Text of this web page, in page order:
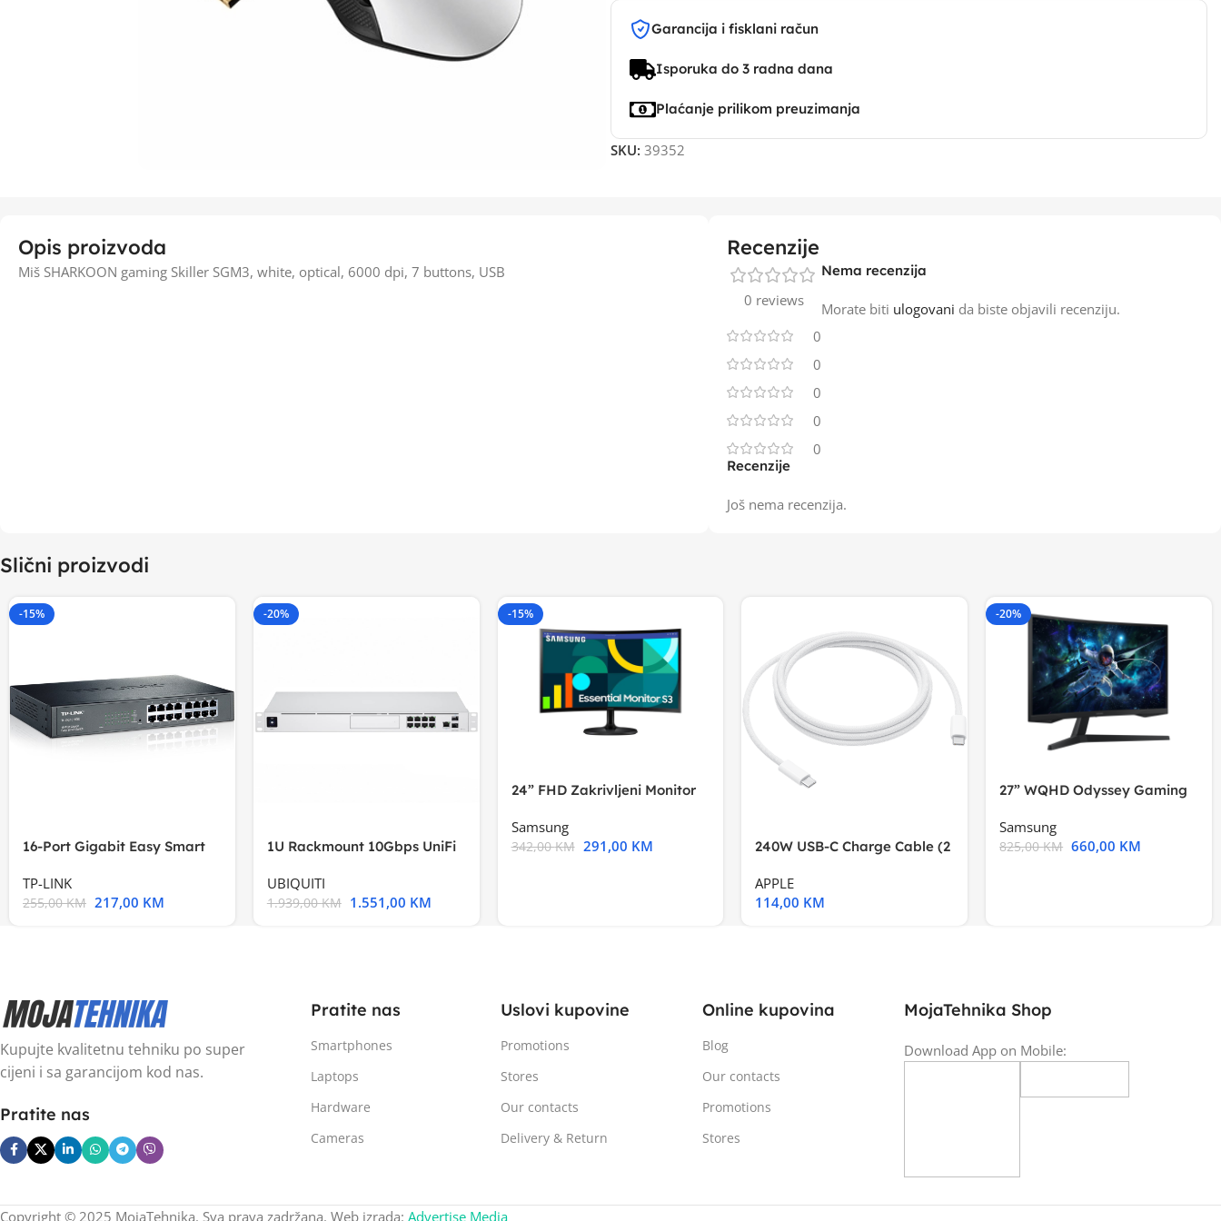
Garancija i fisklani račun
Isporuka do 3 radna dana
Plaćanje prilikom preuzimanja
SKU: 39352
Opis proizvoda
Miš SHARKOON gaming Skiller SGM3, white, optical, 6000 dpi, 7 buttons, USB
Recenzije
0 reviews
0
0
0
0
0
Recenzije
Još nema recenzija.
Nema recenzija
Morate biti ulogovani da biste objavili recenziju.
Slični proizvodi
-15%
16-Port Gigabit Easy Smart
TP-LINK
255,00KM 217,00 KM
-20%
1U Rackmount 10Gbps UniFi
UBIQUITI
1.939,00KM 1.551,00 KM
-15%
24” FHD Zakrivljeni Monitor
Samsung
342,00KM 291,00 KM
240W USB-C Charge Cable (2
APPLE
114,00 KM
-20%
27” WQHD Odyssey Gaming
Samsung
825,00KM 660,00 KM
Kupujte kvalitetnu tehniku po super
cijeni i sa garancijom kod nas.
Pratite nas
Pratite nas
Smartphones
Laptops
Hardware
Cameras
Uslovi kupovine
Promotions
Stores
Our contacts
Delivery & Return
Online kupovina
Blog
Our contacts
Promotions
Stores
MojaTehnika Shop
Download App on Mobile:
Copyright © 2025 MojaTehnika. Sva prava zadržana. Web izrada: Advertise Media